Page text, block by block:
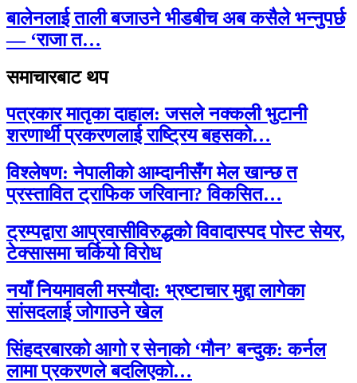
बालेनलाई ताली बजाउने भीडबीच अब कसैले भन्नुपर्छ
— ‘राजा त…
समाचारबाट थप
पत्रकार मातृका दाहाल: जसले नक्कली भुटानी
शरणार्थी प्रकरणलाई राष्ट्रिय बहसको…
विश्लेषण: नेपालीको आम्दानीसँग मेल खान्छ त
प्रस्तावित ट्राफिक जरिवाना? विकसित…
ट्रम्पद्वारा आप्रवासीविरुद्धको विवादास्पद पोस्ट सेयर,
टेक्सासमा चर्कियो विरोध
नयाँ नियमावली मस्यौदा: भ्रष्टाचार मुद्दा लागेका
सांसदलाई जोगाउने खेल
सिंहदरबारको आगो र सेनाको ‘मौन’ बन्दुक: कर्नल
लामा प्रकरणले बदलिएको…